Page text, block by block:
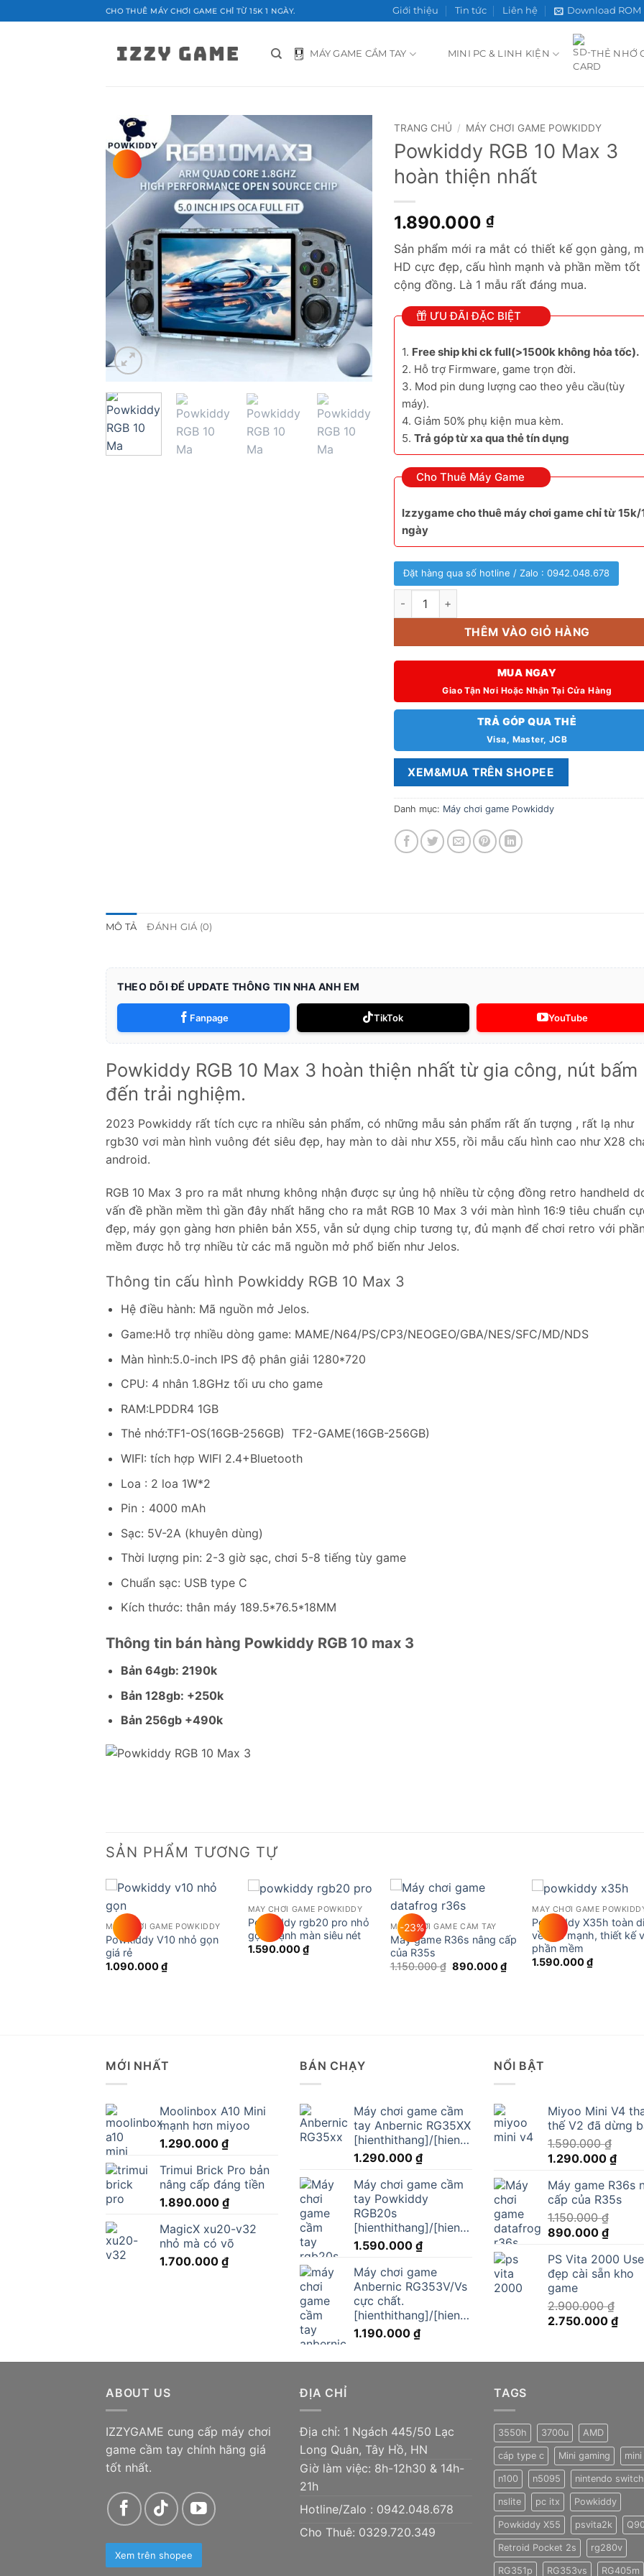
qua
CHO THUÊ MÁY CHƠI GAME CHỈ TỪ 15K 1 NGÀY. Giới thiệu Tin tức Liên hệ Download ROM
MÁY GAME CẦM TAY MINI PC & LINH KIỆN THẺ NHỚ
Add to
wishlist
TRANG CHỦ / MÁY CHƠI GAME POWKIDDY
Powkiddy RGB 10 Max 3
hoàn thiện nhất
1.890.000 ₫
Sản phẩm mới ra mắt có thiết kế gọn gàng,
HD cực đẹp, cấu hình mạnh và phần mềm
cộng đồng. Là 1 mẫu rất đáng mua.
ƯU ĐÃI ĐẶC BIỆT
1. Free ship khi ck full(>1500k không hỏa tốc).
2. Hỗ trợ Firmware, game trọn đời.
3. Mod pin dung lượng cao theo yêu cầu(tùy
máy).
4. Giảm 50% phụ kiện mua kèm.
5. Trả góp từ xa qua thẻ tín dụng
Cho Thuê Máy Game
Izzygame cho thuê máy chơi game chỉ từ 15k/
ngày
Đặt hàng qua số hotline / Zalo : 0942.048.678
Powkiddy RGB 10 Max 3 hoàn thiện nhất số lượng
THÊM VÀO GIỎ HÀNG
MUA NGAY
Giao Tận Nơi Hoặc Nhận Tại Cửa Hàng
TRẢ GÓP QUA THẺ
Visa, Master, JCB
XEM&MUA TRÊN SHOPEE
Danh mục: Máy chơi game Powkiddy
MÔ TẢ ĐÁNH GIÁ (0)
THEO DÕI ĐỂ UPDATE THÔNG TIN NHA ANH EM
Fanpage TikTok YouTube
Powkiddy RGB 10 Max 3 hoàn thiện nhất từ gia công, nút bấm
đến trải nghiệm.
2023 Powkiddy rất tích cực ra nhiều sản phẩm, có những mẫu sản phẩm rất ấn tượng , rất lạ như
rgb30 vơi màn hình vuông đét siêu đẹp, hay màn to dài như X55, rồi mẫu cấu hình cao như X28
android.
RGB 10 Max 3 pro ra mắt nhưng không nhận được sự ủng hộ nhiều từ cộng đồng retro handheld
vấn đề phần mềm thì gần đây nhất hãng cho ra mắt RGB 10 Max 3 với màn hình 16:9 tiêu chuẩn
đẹp, máy gọn gàng hơn phiên bản X55, vẫn sử dụng chip tương tự, đủ mạnh để chơi retro với phần
mềm được hỗ trợ nhiều từ các mã nguồn mở phổ biến như Jelos.
Thông tin cấu hình Powkiddy RGB 10 Max 3
Hệ điều hành: Mã nguồn mở Jelos.
Game:Hỗ trợ nhiều dòng game: MAME/N64/PS/CP3/NEOGEO/GBA/NES/SFC/MD/NDS
Màn hình:5.0-inch IPS độ phân giải 1280*720
CPU: 4 nhân 1.8GHz tối ưu cho game
RAM:LPDDR4 1GB
Thẻ nhớ:TF1-OS(16GB-256GB) TF2-GAME(16GB-256GB)
WIFI: tích hợp WIFI 2.4+Bluetooth
Loa : 2 loa 1W*2
Pin：4000 mAh
Sạc: 5V-2A (khuyên dùng)
Thời lượng pin: 2-3 giờ sạc, chơi 5-8 tiếng tùy game
Chuẩn sạc: USB type C
Kích thước: thân máy 189.5*76.5*18MM
Thông tin bán hàng Powkiddy RGB 10 max 3
Bản 64gb: 2190k
Bản 128gb: +250k
Bản 256gb +490k
SẢN PHẨM TƯƠNG TỰ
wishlist
MÁY CHƠI GAME POWKIDDY
Powkiddy V10 nhỏ gọn
giá rẻ
1.090.000₫
Add to
wishlist
MÁY CHƠI GAME POWKIDDY
Powkiddy rgb20 pro nhỏ
gọn mạnh màn siêu nét
1.590.000₫
-23%
wishlist
MÁY CHƠI GAME CẦM TAY
Máy game R36s nâng cấp
của R35s
1.150.000₫ Giá
890.000₫Giá
hiện
Add
MÁY CHƠI GAME
Powkiddy X35h toàn
về sức mạnh, thiết kế
phần mềm
1.590.000₫
MỚI NHẤT
Moolinbox A10 Mini
mạnh hơn miyoo
1.290.000 ₫
Trimui Brick Pro bản
nâng cấp đáng tiền
1.890.000 ₫
MagicX xu20-v32
nhỏ mà có võ
1.700.000 ₫
BÁN CHẠY
Máy chơi game cầm
tay Anbernic RG35XX
[hienthithang]/[hienthinam]
1.290.000 ₫
Máy chơi game cầm
tay Powkiddy
RGB20s
[hienthithang]/[hienthinam]
1.590.000 ₫
Máy chơi game
Anbernic RG353V/Vs
cực chất.
[hienthithang]/[hienthinam]
1.190.000 ₫
NỔI BẬT
Miyoo Mini V4
thế V2 đã dừng
1.590.000₫
Giá
là:
1.590.000 ₫.
1.290.000 ₫Giá
tại
là:
Máy game R36s
cấp của R35s
1.150.000₫
Giá
là:
1.150.000 ₫.
890.000 ₫Giá
tại
là:
PS Vita 2000
đẹp cài sẵn kho
game
2.900.000₫
Giá
2.900.000 ₫.
2.750.000 ₫Giá
là:
ABOUT US
IZZYGAME cung cấp máy chơi
game cầm tay chính hãng giá
tốt nhất.
Xem trên shopee
ĐỊA CHỈ
Địa chỉ: 1 Ngách 445/50 Lạc
Long Quân, Tây Hồ, HN
Giờ làm việc: 8h-12h30 & 14h-
21h
Hotline/Zalo : 0942.048.678
Cho Thuê: 0329.720.349
TAGS
3550h 3700u AMD
cáp type c Mini gaming
n100 n5095 nintendo
nslite pc itx Powkiddy
Powkiddy X55 psvita2k Q90
Retroid Pocket 2s rg280v
RG351p RG353vs RG405m